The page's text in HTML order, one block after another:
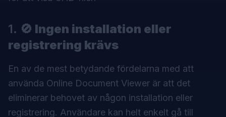
1. 🚫 Ingen installation eller
registrering krävs
En av de mest betydande fördelarna med att
använda Online Document Viewer är att det
eliminerar behovet av någon installation eller
registrering. Användare kan helt enkelt gå till